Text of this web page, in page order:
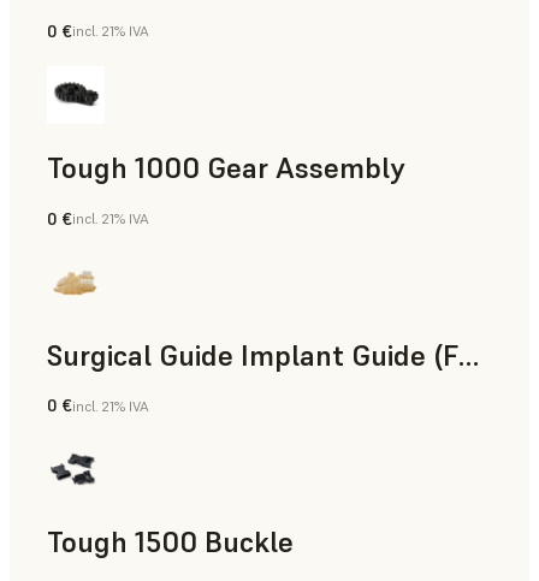
Ingeniería
0 €incl. 21% IVA
Tough 1000 Gear Assembly
Ingeniería
0 €incl. 21% IVA
Surgical Guide Implant Guide (Form 4)
Odontología
0 €incl. 21% IVA
Tough 1500 Buckle